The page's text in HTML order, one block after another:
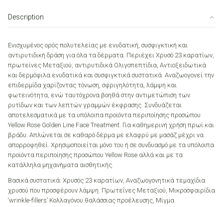
30
quantity
Description
Ενισχυμένος ορός πολυτελείας με ενυδατική, συσφιγκτική και
αντιρυτιδική δράση για όλα τα δέρματα. Περιέχει Χρυσό 23 καρατίων,
πρωτείνες Μεταξιού, αντιρυτιδικά Ολιγοπεπτίδια, Αντιοξειδωτικά
και δερμόφιλα ενυδατικά και συσφιγκτικά συστατικά. Αναζωογονεί την
επιδερμίδα χαρίζοντας τόνωση, σφριγηλότητα, λάμψη και
φωτεινότητα, ενώ ταυτόχρονα βοηθά στην αντιμετώπιση των
ρυτίδων και των λεπτών γραμμών έκφρασης. Συνδυάζεται
αποτελεσματικά με τα υπόλοιπα προϊόντα περιποίησης προσώπου
Yellow Rose Golden Line Face Treatment. Για καθημερινή χρήση πρωί και
βράδυ. Απλώνεται σε καθαρό δέρμα με ελαφρύ με μασάζ μέχρι να
απορροφηθεί. Χρησιμοποιείται μόνο του ή σε συνδυασμό με τα υπόλοιπα
προϊόντα περιποίησης προσώπου Yellow Rose αλλά και με τα
κατάλληλα μηχανήματα αισθητικής.
Βασικά συστατικά: Χρυσός 23 καρατίων, Αναζωογονητικά τεμαχίδια
χρυσού που προσφέρουν λάμψη. Πρωτεΐνες Μεταξιού, Μικροσφαιρίδια
‘wrinkle-fillers’ Κολλαγόνου θαλάσσιας προέλευσης, Μίγμα